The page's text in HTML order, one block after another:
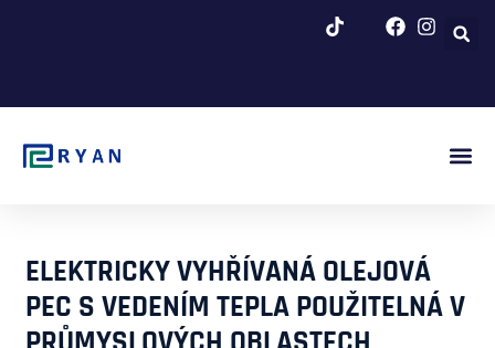
ELEKTRICKY VYHŘÍVANÁ OLEJOVÁ
PEC S VEDENÍM TEPLA POUŽITELNÁ V